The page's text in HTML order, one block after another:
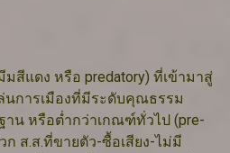
มสีแดง หรือ predatory) ที่เข้ามาสู่
นการเมืองที่มีระดับคุณธรรม
าน หรือต่ำกว่าเกณฑ์ทั่วไป (pre-
ก ส.ส.ที่ขายตัว-ซื้อเสียง-ไม่มี